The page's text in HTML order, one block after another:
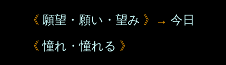
《 願望・願い・望み 》→ 今日
《憧れ・憧れる 》